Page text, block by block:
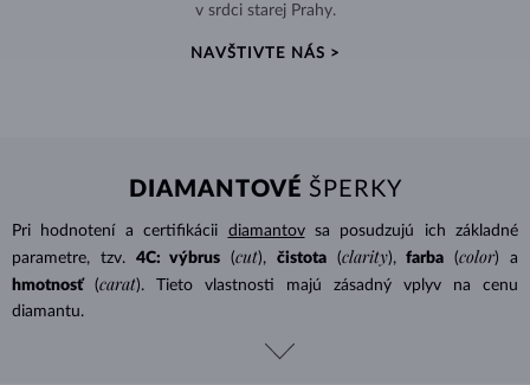
v srdci starej Prahy.
NAVŠTIVTE NÁS >
DIAMANTOVÉ ŠPERKY
Pri hodnotení a certifikácii diamantovsa posudzujú ich základné
parametre, tzv.
4C: výbrus (cut), čistota (clarity), farba (color) a
hmotnosť
(carat). Tieto vlastnosti majú zásadný vplyv na cenu
diamantu.